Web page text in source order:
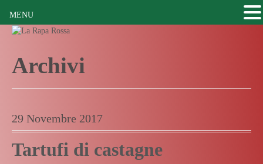
Archivi
29 Novembre 2017
Tartufi di castagne
MENU